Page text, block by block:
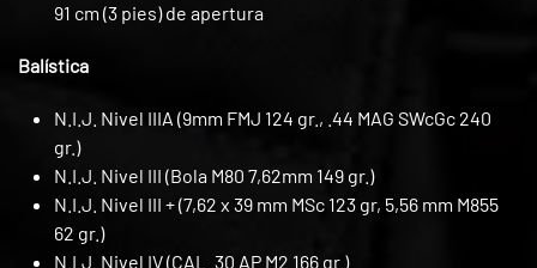
91 cm (3 pies) de apertura
Balística
N.I.J. Nivel IIIA (9mm FMJ 124 gr., .44 MAG SWcGc 240
gr.)
N.I.J. Nivel III (Bola M80 7,62mm 149 gr.)
N.I.J. Nivel III + (7,62 x 39 mm MSc 123 gr, 5,56 mm M855
62 gr.)
N.I.J. Nivel IV (CAL .30 AP M2 166 gr.)